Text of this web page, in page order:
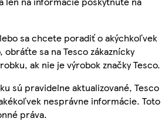
sa chcete poradiť o akýchkoľvek
obráťte sa na Tesco zákaznícky
ak nie je výrobok značky Tesco.
sú pravidelne aktualizované, Tesco
nesprávne informácie. Toto
práva.